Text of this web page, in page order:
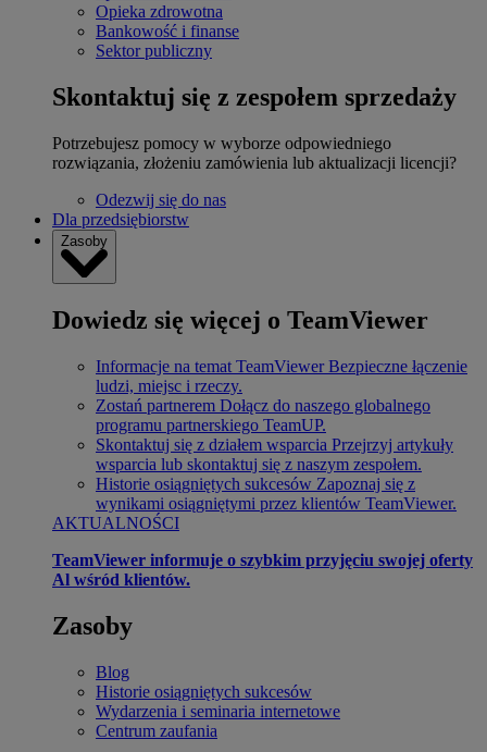
Opieka zdrowotna
Bankowość i finanse
Sektor publiczny
Skontaktuj się z zespołem sprzedaży
Potrzebujesz pomocy w wyborze odpowiedniego
rozwiązania, złożeniu zamówienia lub aktualizacji licencji?
Odezwij się do nas
Dla przedsiębiorstw
Zasoby
Dowiedz się więcej o TeamViewer
Informacje na temat TeamViewer Bezpieczne łączenie
ludzi, miejsc i rzeczy.
Zostań partnerem Dołącz do naszego globalnego
programu partnerskiego TeamUP.
Skontaktuj się z działem wsparcia Przejrzyj artykuły
wsparcia lub skontaktuj się z naszym zespołem.
Historie osiągniętych sukcesów Zapoznaj się z
wynikami osiągniętymi przez klientów TeamViewer.
AKTUALNOŚCI
TeamViewer informuje o szybkim przyjęciu swojej oferty
Al wśród klientów.
Zasoby
Blog
Historie osiągniętych sukcesów
Wydarzenia i seminaria internetowe
Centrum zaufania